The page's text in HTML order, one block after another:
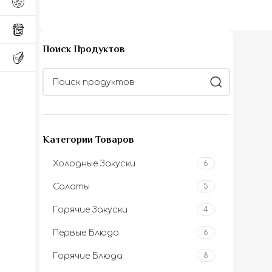
Поиск Продуктов
Категории Товаров
Холодные Закуски 6
Салаты 5
Горячие Закуски 4
Первые Блюда 6
Горячие Блюда 8